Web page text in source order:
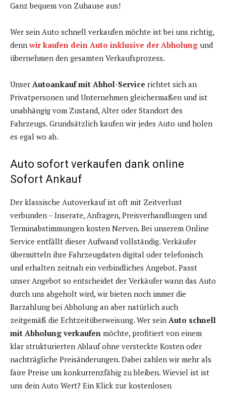
Ganz bequem von Zuhause aus!
Wer sein Auto schnell verkaufen möchte ist bei uns richtig,
denn wir kaufen dein Auto inklusive der Abholung und
übernehmen den gesamten Verkaufsprozess.
Unser Autoankauf mit Abhol-Service richtet sich an
Privatpersonen und Unternehmen gleichermaßen und ist
unabhängig vom Zustand, Alter oder Standort des
Fahrzeugs. Grundsätzlich kaufen wir jedes Auto und holen
es egal wo ab.
Auto sofort verkaufen dank online
Sofort Ankauf
Der klassische Autoverkauf ist oft mit Zeitverlust
verbunden – Inserate, Anfragen, Preisverhandlungen und
Terminabstimmungen kosten Nerven. Bei unserem Online
Service entfällt dieser Aufwand vollständig. Verkäufer
übermitteln ihre Fahrzeugdaten digital oder telefonisch
und erhalten zeitnah ein verbindliches Angebot. Passt
unser Angebot so entscheidet der Verkäufer wann das Auto
durch uns abgeholt wird, wir bieten noch immer die
Barzahlung bei Abholung an aber natürlich auch
zeitgemäß die Echtzeitüberweisung. Wer sein Auto schnell
mit Abholung verkaufen möchte, profitiert von einem
klar strukturierten Ablauf ohne versteckte Kosten oder
nachträgliche Preisänderungen. Dabei zahlen wir mehr als
faire Preise um konkurrenzfähig zu bleiben. Wieviel ist ist
uns dein Auto Wert? Ein Klick zur kostenlosen